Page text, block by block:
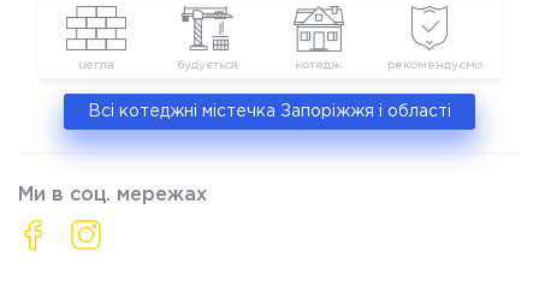
цегла будується котедж рекомендуємо
Всі котеджні містечка Запоріжжя і області
Ми в соц. мережах